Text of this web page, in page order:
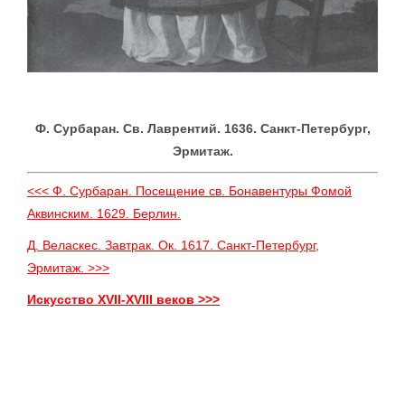
Ф. Сурбаран. Св. Лаврентий. 1636. Санкт-Петербург,
Эрмитаж.
<<< Ф. Сурбаран. Посещение св. Бонавентуры Фомой
Аквинским. 1629. Берлин.
Д. Веласкес. Завтрак. Ок. 1617. Санкт-Петербург,
Эрмитаж. >>>
Искусство XVII-XVIII веков >>>